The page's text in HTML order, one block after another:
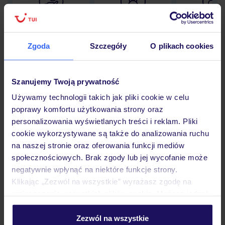
Zgoda Szczegóły O plikach cookies
Szanujemy Twoją prywatność
Używamy technologii takich jak pliki cookie w celu
poprawy komfortu użytkowania strony oraz
personalizowania wyświetlanych treści i reklam. Pliki
cookie wykorzystywane są także do analizowania ruchu
na naszej stronie oraz oferowania funkcji mediów
społecznościowych. Brak zgody lub jej wycofanie może
negatywnie wpłynąć na niektóre funkcje strony.
Klikając „Zezwól na wszystkie” wyrażasz zgodę na
personalizować swój wybór wchodząc w zakładkę
Zezwól na wszystkie
Lider niskich cen 30 lat w
Hotel
Pokoje
Wyżywienie
Atrakcje